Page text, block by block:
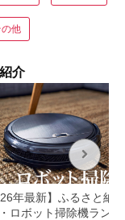
の他
介
年最新】ふるさと納
ロボット掃除機ランキ